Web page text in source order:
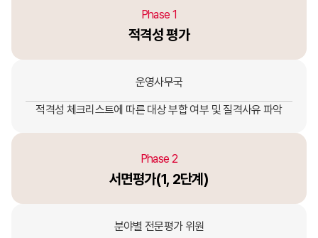
Phase 1
적격성 평가
운영사무국
적격성 체크리스트에 따른 대상 부합 여부 및 질격사유 파악
Phase 2
서면평가(1, 2단계)
분야별 전문평가 위원